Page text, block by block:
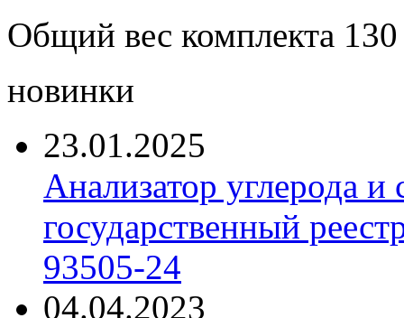
Общий вес комплекта 130
новинки
23.01.2025
Анализатор углерода
государственный
93505-24
04.04.2023